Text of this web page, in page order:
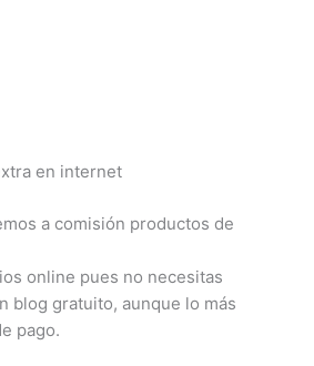
en internet
a comisión productos de
online pues no necesitas
blog gratuito, aunque lo más
pago.